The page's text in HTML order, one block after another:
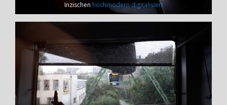
Inzischen hochmodern digitalisiert